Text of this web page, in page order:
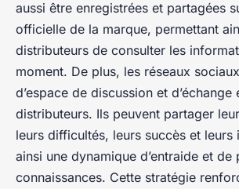
aussi être enregistrées et partagées
officielle de la marque, permettant
distributeurs de consulter les
moment. De plus, les réseaux
d’espace de discussion et d’échange
distributeurs. Ils peuvent partager
leurs difficultés, leurs succès et leurs
ainsi une dynamique d’entraide et de
connaissances. Cette stratégie